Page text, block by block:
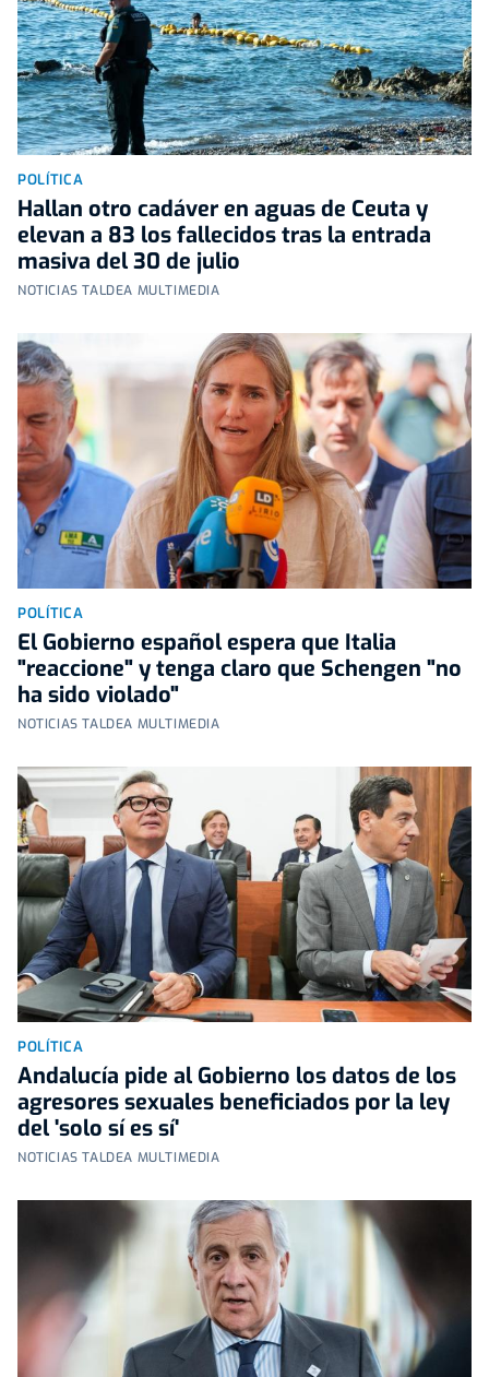
POLÍTICA
Hallan otro cadáver en aguas de Ceuta y
elevan a 83 los fallecidos tras la entrada
masiva del 30 de julio
NOTICIAS TALDEA MULTIMEDIA
POLÍTICA
El Gobierno español espera que Italia
"reaccione" y tenga claro que Schengen "no
ha sido violado"
NOTICIAS TALDEA MULTIMEDIA
POLÍTICA
Andalucía pide al Gobierno los datos de los
agresores sexuales beneficiados por la ley
del 'solo sí es sí'
NOTICIAS TALDEA MULTIMEDIA